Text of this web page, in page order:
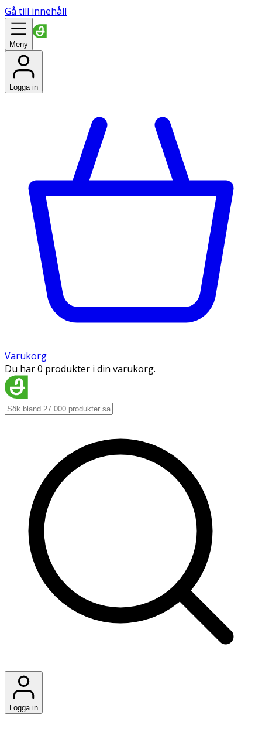
Gå till innehåll
Meny
Logga in
Varukorg
Du har 0 produkter i din varukorg.
Logga in